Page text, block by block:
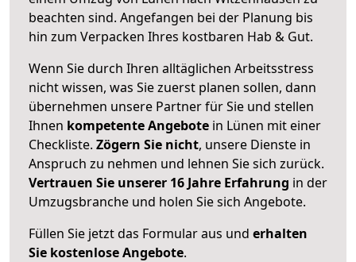
beachten sind. Angefangen bei der Planung bis
hin zum Verpacken Ihres kostbaren Hab & Gut.
Wenn Sie durch Ihren alltäglichen Arbeitsstress
nicht wissen, was Sie zuerst planen sollen, dann
übernehmen unsere Partner für Sie und stellen
Ihnen kompetente Angebote in Lünen mit einer
Checkliste. Zögern Sie nicht, unsere Dienste in
Anspruch zu nehmen und lehnen Sie sich zurück.
Vertrauen Sie unserer 16 Jahre Erfahrung in der
Umzugsbranche und holen Sie sich Angebote.
Füllen Sie jetzt das Formular aus und erhalten
Sie kostenlose Angebote.